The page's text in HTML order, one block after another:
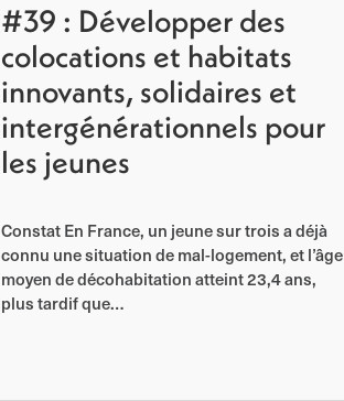
#39 : Développer des
colocations et habitats
innovants, solidaires et
intergénérationnels pour
les jeunes
Constat En France, un jeune sur trois a déjà
connu une situation de mal-logement, et l’âge
moyen de décohabitation atteint 23,4 ans,
plus tardif que…